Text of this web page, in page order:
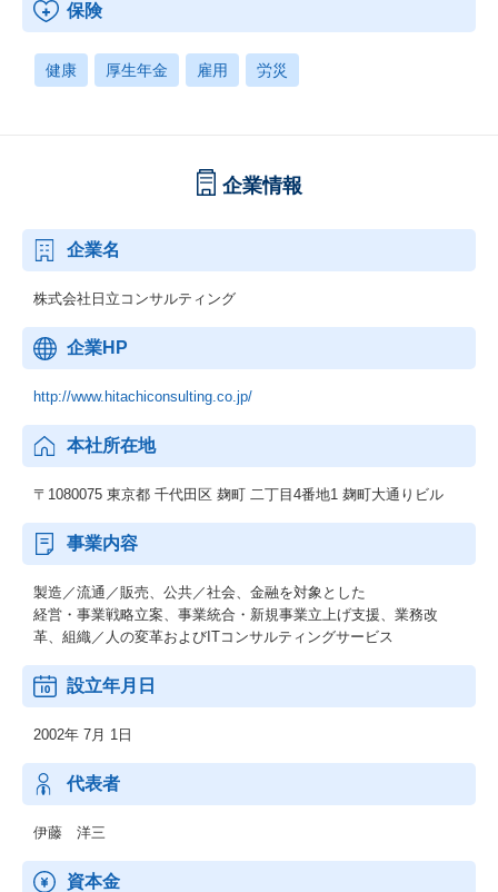
保険
健康 厚生年金 雇用 労災
企業情報
企業名
株式会社日立コンサルティング
企業HP
http://www.hitachiconsulting.co.jp/
本社所在地
〒1080075 東京都 千代田区 麹町 二丁目4番地1 麹町大通りビル
事業内容
製造／流通／販売、公共／社会、金融を対象とした
経営・事業戦略立案、事業統合・新規事業立上げ支援、業務改
革、組織／人の変革およびITコンサルティングサービス
設立年月日
2002年 7月 1日
代表者
伊藤 洋三
資本金